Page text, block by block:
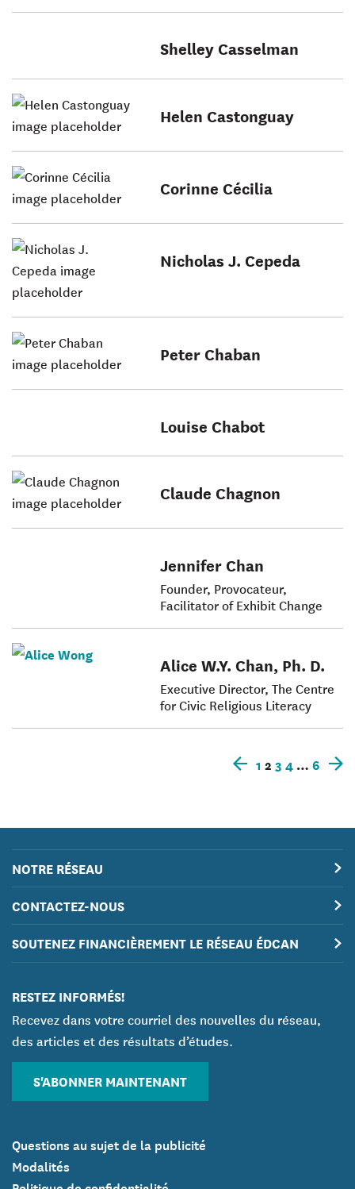
Shelley Casselman
Helen Castonguay
Corinne Cécilia
Nicholas J. Cepeda
Peter Chaban
Louise Chabot
Claude Chagnon
Jennifer Chan
Founder, Provocateur,
Facilitator of Exhibit Change
Alice W.Y. Chan, Ph. D.
Executive Director, The Centre
for Civic Religious Literacy
1 2 3 4 … 6
NOTRE RÉSEAU
CONTACTEZ-NOUS
SOUTENEZ FINANCIÈREMENT LE RÉSEAU ÉDCAN
RESTEZ INFORMÉS!
Recevez dans votre courriel des nouvelles du réseau,
des articles et des résultats d’études.
S'ABONNER MAINTENANT
Questions au sujet de la publicité
Modalités